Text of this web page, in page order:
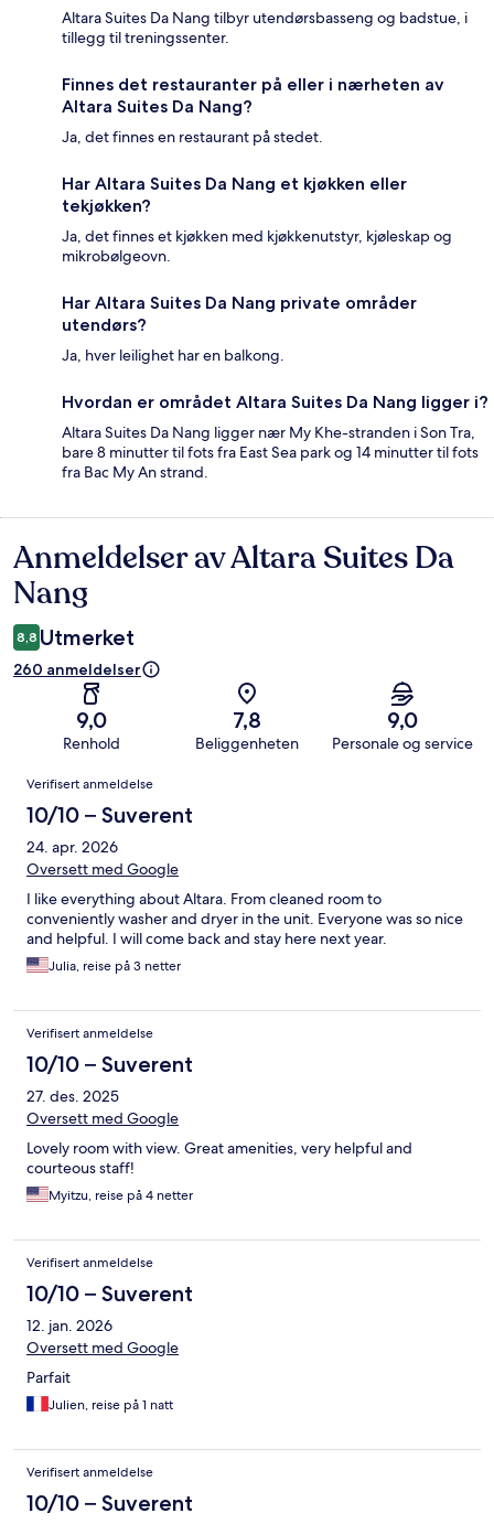
Altara Suites Da Nang tilbyr utendørsbasseng og badstue, i
tillegg til treningssenter.
Finnes det restauranter på eller i nærheten av
Altara Suites Da Nang?
Ja, det finnes en restaurant på stedet.
Har Altara Suites Da Nang et kjøkken eller
tekjøkken?
Ja, det finnes et kjøkken med kjøkkenutstyr, kjøleskap og
mikrobølgeovn.
Har Altara Suites Da Nang private områder
utendørs?
Ja, hver leilighet har en balkong.
Hvordan er området Altara Suites Da Nang ligger i?
Altara Suites Da Nang ligger nær My Khe-stranden i Son Tra,
bare 8 minutter til fots fra East Sea park og 14 minutter til fots
fra Bac My An strand.
Anmeldelser
Anmeldelser av Altara Suites Da
Nang
8,8 Utmerket
260 anmeldelser
9,0
Renhold
7,8
Beliggenheten
9,0
Personale og service
Anmeldelser
Verifisert anmeldelse
10/10 – Suverent
24. apr. 2026
Oversett med Google
I like everything about Altara. From cleaned room to
conveniently washer and dryer in the unit. Everyone was so nice
and helpful. I will come back and stay here next year.
Julia, reise på 3 netter
Verifisert anmeldelse
10/10 – Suverent
27. des. 2025
Oversett med Google
Lovely room with view. Great amenities, very helpful and
courteous staff!
Myitzu, reise på 4 netter
Verifisert anmeldelse
10/10 – Suverent
12. jan. 2026
Oversett med Google
Parfait
Julien, reise på 1 natt
Verifisert anmeldelse
10/10 – Suverent